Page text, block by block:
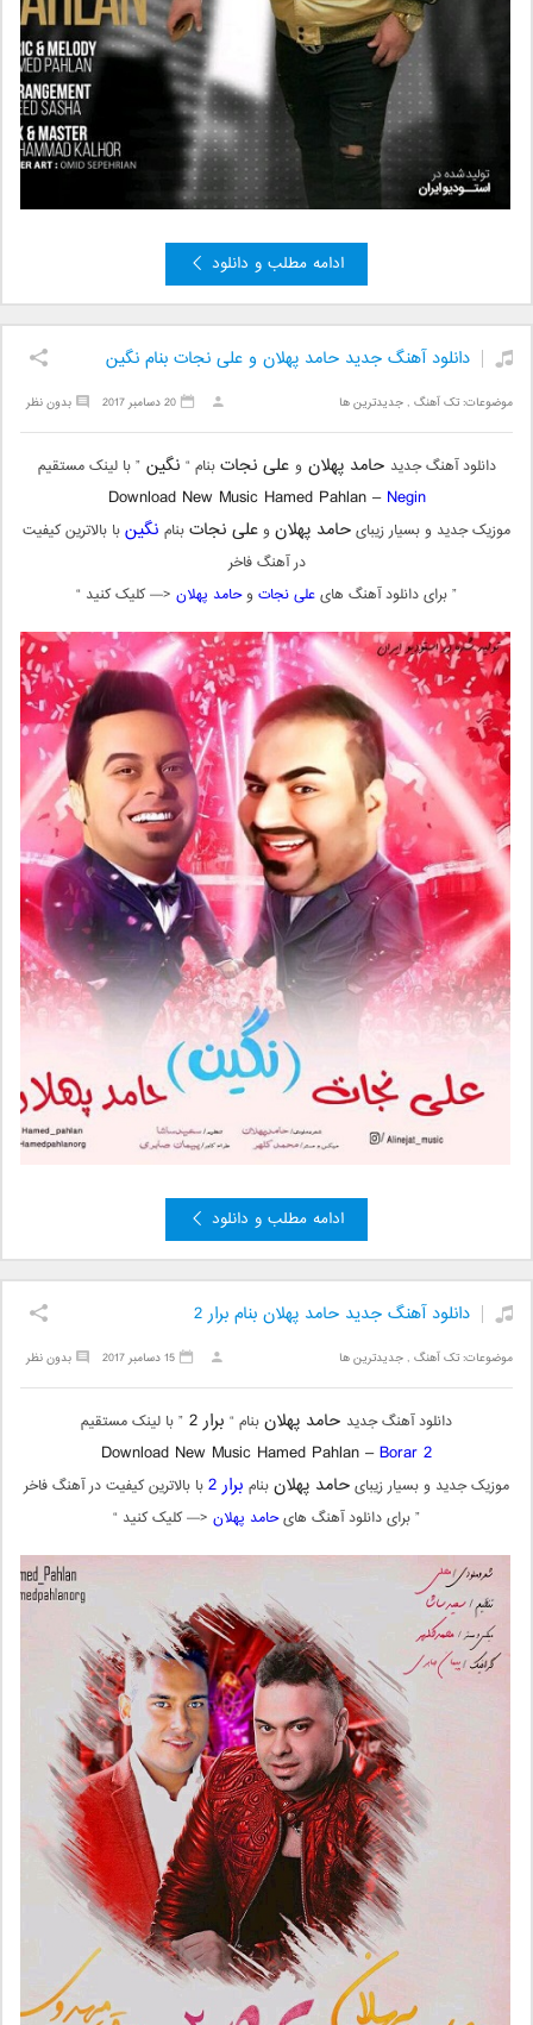
ادامه مطلب و دانلود
دانلود آهنگ جدید حامد پهلان و علی نجات بنام نگین
موضوعات:تک آهنگ ,جدیدترین ها بدون نظر 20 دسامبر 2017
دانلود آهنگ جدید حامد پهلان و علی نجاتبنام “ نگین” با لینک مستقیم
Download New Music Hamed Pahlan – Negin
موزیک جدید و بسیار زیبایحامد پهلان وعلی نجاتبنام نگینبا بالاترین کیفیت
در آهنگ فاخر
” برای دانلود آهنگ هایعلی نجات وحامد پهلان <— کلیک کنید “
ادامه مطلب و دانلود
دانلود آهنگ جدید حامد پهلان بنام برار 2
موضوعات:تک آهنگ ,جدیدترین ها بدون نظر 15 دسامبر 2017
دانلود آهنگ جدید حامد پهلانبنام “ برار 2 ” با لینک مستقیم
Download New Music Hamed Pahlan –Borar 2
موزیک جدید و بسیار زیبایحامد پهلانبنام برار 2
با بالاترین کیفیت در آهنگ فاخر
” برای دانلود آهنگ هایحامد پهلان <— کلیک کنید “